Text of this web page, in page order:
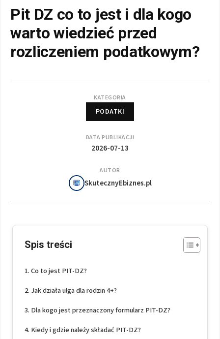
Pit DZ co to jest i dla kogo
warto wiedzieć przed
rozliczeniem podatkowym?
KATEGORIA
PODATKI
DATA PUBLIKACJI
2026-07-13
AUTOR
SkutecznyEbiznes.pl
Spis treści
Co to jest PIT-DZ?
Jak działa ulga dla rodzin 4+?
Dla kogo jest przeznaczony formularz PIT-DZ?
Kiedy i gdzie należy składać PIT-DZ?